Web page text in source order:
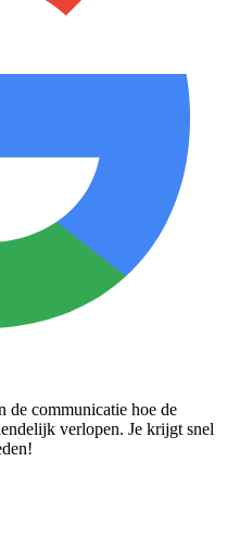
de communicatie hoe de
verlopen. Je krijgt snel